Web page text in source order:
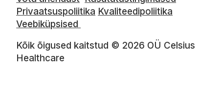
Privaatsuspoliitika Kvaliteedipoliitika
Veebiküpsised
Kõik õigused kaitstud © 2026 OÜ Celsius
Healthcare